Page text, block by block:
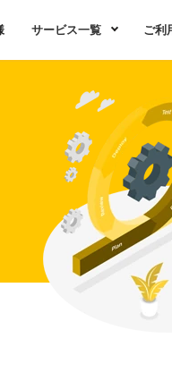
サービス一覧 ご利